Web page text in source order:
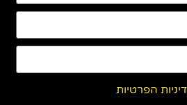
הפרטיות